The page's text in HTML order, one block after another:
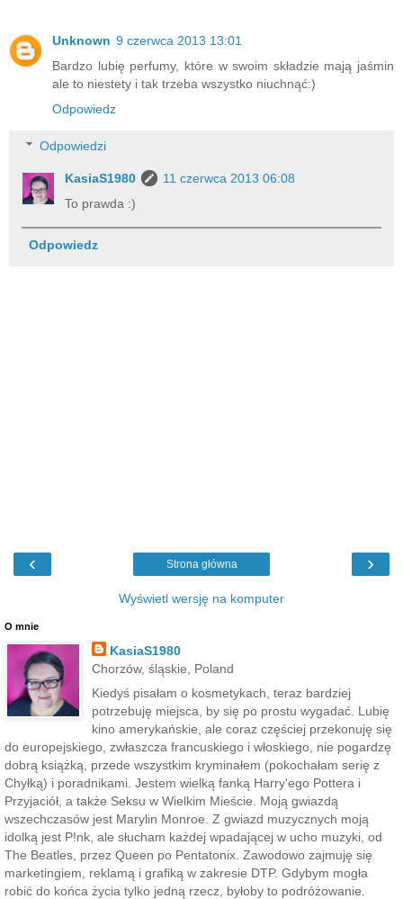
Unknown 9 czerwca 2013 13:01
Bardzo lubię perfumy, które w swoim składzie mają jaśmin
ale to niestety i tak trzeba wszystko niuchnąć:)
Odpowiedz
Odpowiedzi
KasiaS1980
11 czerwca 2013 06:08
To prawda :)
Odpowiedz
‹ ›
Strona główna
Wyświetl wersję na komputer
O mnie
KasiaS1980
Chorzów, śląskie, Poland
Kiedyś pisałam o kosmetykach, teraz bardziej
potrzebuję miejsca, by się po prostu wygadać. Lubię
kino amerykańskie, ale coraz częściej przekonuję się
do europejskiego, zwłaszcza francuskiego i włoskiego, nie pogardzę
dobrą książką, przede wszystkim kryminałem (pokochałam serię z
Chyłką) i poradnikami. Jestem wielką fanką Harry'ego Pottera i
Przyjaciół, a także Seksu w Wielkim Mieście. Moją gwiazdą
wszechczasów jest Marylin Monroe. Z gwiazd muzycznych moją
idolką jest P!nk, ale słucham każdej wpadającej w ucho muzyki, od
The Beatles, przez Queen po Pentatonix. Zawodowo zajmuję się
marketingiem, reklamą i grafiką w zakresie DTP. Gdybym mogła
robić do końca życia tylko jedną rzecz, byłoby to podróżowanie.